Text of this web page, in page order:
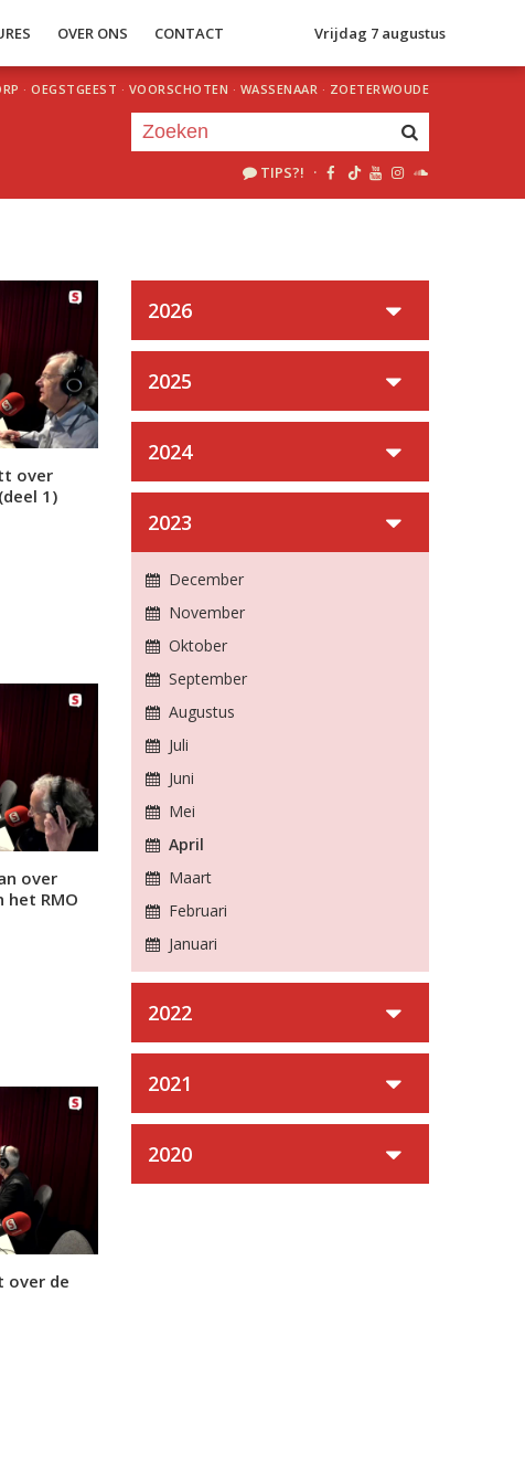
OVER ONS CONTACT Vrijdag 7 augustus
· OEGSTGEEST · VOORSCHOTEN · WASSENAAR · ZOETERWOUDE
TIPS?! ·
over
1)
over
RMO
over de
2026
2025
2024
2023
December
November
Oktober
September
Augustus
Juli
Juni
Mei
April
Maart
Februari
Januari
2022
2021
2020